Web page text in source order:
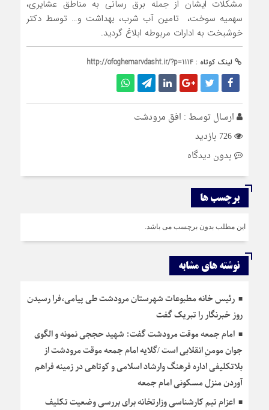
مشکلات ایشان از جمله برق رسانی به مناطق عشایری،
سهمیه سوخت، تامین آب شرب، بهداشت و… توسط دکتر
خوشبخت به ادارات مربوطه ابلاغ گردید.
لینک کوتاه : http://ofoghemarvdasht.ir/?p=1114
ارسال توسط : افق مرودشت
بدون دیدگاه
برچسب ها
این مطلب بدون برچسب می باشد.
نوشته های مشابه
رئیس خانه مطبوعات شهرستان مرودشت طی پیامی،فرا رسیدن
روز خبرنگار را تبریک گفت
امام جمعه موقت مرودشت گفت: شهید حججی نمونه و الگوی
جوان مومنِ انقلابی است /گلایه امام جمعه موقت مرودشت از
بلاتکلیفی اداره فرهنگ وارشاد اسلامی و کوتاهی در زمینه فراهم
آوردن منزل مسکونی امام جمعه
اعزام تیم کارشناسی وزارتخانه برای بررسی وضعیت تکلیف